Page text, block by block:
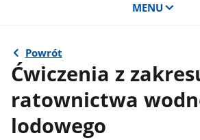
MENU
Powrót
Ćwiczenia z
ratownictwa
lodowego